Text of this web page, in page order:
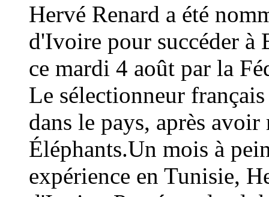
Hervé Renard a été
d'Ivoire pour succéder à
ce mardi 4 août par la
Le sélectionneur
dans le pays, après
Éléphants.Un mois à
expérience en Tunisie,